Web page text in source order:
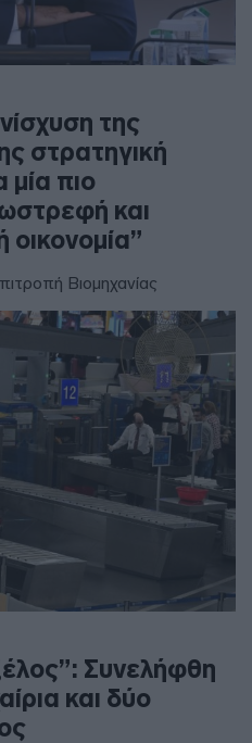
της
στρατηγική
μία πιο
και
οικονομία”
Βιομηχανίας
Συνελήφθη
και δύο